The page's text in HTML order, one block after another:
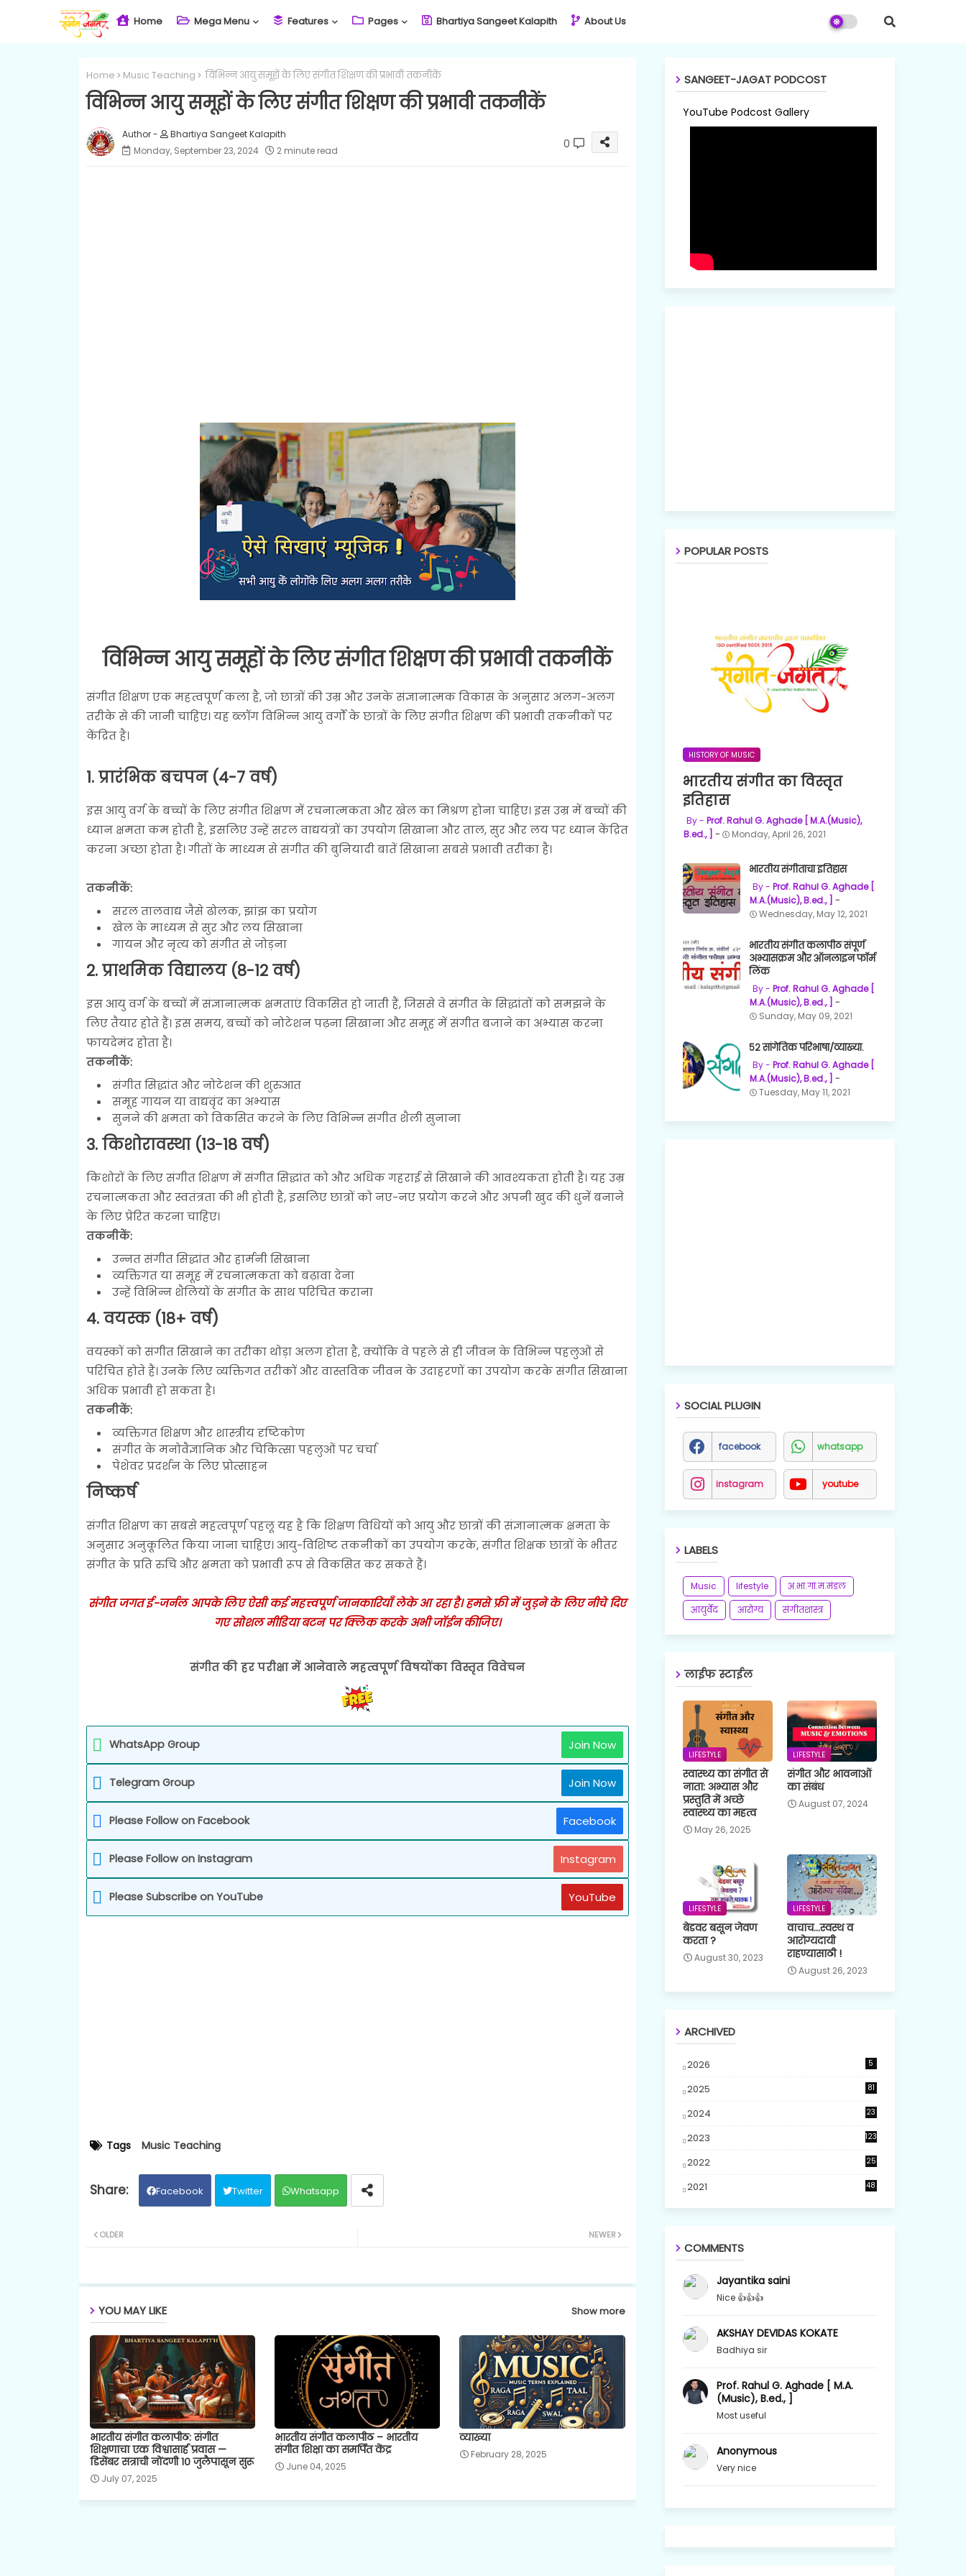
Home Mega Menu Features Pages Bhartiya Sangeet Kalapith About Us
Home Music Teaching विभिन्न आयु समूहों के लिए संगीत शिक्षण की प्रभावी तकनीकें
विभिन्न आयु समूहों के लिए संगीत शिक्षण की प्रभावी तकनीकें
Bhartiya Sangeet Kalapith
Monday, September 23, 2024
2 minute read 0
विभिन्न आयु समूहों के लिए संगीत शिक्षण की प्रभावी तकनीकें
संगीत शिक्षण एक महत्वपूर्ण कला है, जो छात्रों की उम्र और उनके संज्ञानात्मक विकास के अनुसार अलग-अलग
तरीके से की जानी चाहिए। यह ब्लॉग विभिन्न आयु वर्गों के छात्रों के लिए संगीत शिक्षण की प्रभावी तकनीकों पर
केंद्रित है।
1. प्रारंभिक बचपन (4-7 वर्ष)
इस आयु वर्ग के बच्चों के लिए संगीत शिक्षण में रचनात्मकता और खेल का मिश्रण होना चाहिए। इस उम्र में बच्चों की
ध्यान क्षमता कम होती है, इसलिए उन्हें सरल वाद्ययंत्रों का उपयोग सिखाना और ताल, सुर और लय पर ध्यान केंद्रित
करना अच्छा होता है। गीतों के माध्यम से संगीत की बुनियादी बातें सिखाना सबसे प्रभावी तरीका है।
तकनीकें:
सरल तालवाद्य जैसे ढोलक, झांझ का प्रयोग
खेल के माध्यम से सुर और लय सिखाना
गायन और नृत्य को संगीत से जोड़ना
2. प्राथमिक विद्यालय (8-12 वर्ष)
इस आयु वर्ग के बच्चों में संज्ञानात्मक क्षमताएं विकसित हो जाती हैं, जिससे वे संगीत के सिद्धांतों को समझने के
लिए तैयार होते हैं। इस समय, बच्चों को नोटेशन पढ़ना सिखाना और समूह में संगीत बजाने का अभ्यास करना
फायदेमंद होता है।
तकनीकें:
संगीत सिद्धांत और नोटेशन की शुरुआत
समूह गायन या वाद्यवृंद का अभ्यास
सुनने की क्षमता को विकसित करने के लिए विभिन्न संगीत शैली सुनाना
3. किशोरावस्था (13-18 वर्ष)
किशोरों के लिए संगीत शिक्षण में संगीत सिद्धांत को और अधिक गहराई से सिखाने की आवश्यकता होती है। यह उम्र
रचनात्मकता और स्वतंत्रता की भी होती है, इसलिए छात्रों को नए-नए प्रयोग करने और अपनी खुद की धुनें बनाने
के लिए प्रेरित करना चाहिए।
तकनीकें:
उन्नत संगीत सिद्धांत और हार्मनी सिखाना
व्यक्तिगत या समूह में रचनात्मकता को बढ़ावा देना
उन्हें विभिन्न शैलियों के संगीत के साथ परिचित कराना
4. वयस्क (18+ वर्ष)
वयस्कों को संगीत सिखाने का तरीका थोड़ा अलग होता है, क्योंकि वे पहले से ही जीवन के विभिन्न पहलुओं से
परिचित होते हैं। उनके लिए व्यक्तिगत तरीकों और वास्तविक जीवन के उदाहरणों का उपयोग करके संगीत सिखाना
अधिक प्रभावी हो सकता है।
तकनीकें:
व्यक्तिगत शिक्षण और शास्त्रीय दृष्टिकोण
संगीत के मनोवैज्ञानिक और चिकित्सा पहलुओं पर चर्चा
पेशेवर प्रदर्शन के लिए प्रोत्साहन
निष्कर्ष
संगीत शिक्षण का सबसे महत्वपूर्ण पहलू यह है कि शिक्षण विधियों को आयु और छात्रों की संज्ञानात्मक क्षमता के
अनुसार अनुकूलित किया जाना चाहिए। आयु-विशिष्ट तकनीकों का उपयोग करके, संगीत शिक्षक छात्रों के भीतर
संगीत के प्रति रुचि और क्षमता को प्रभावी रूप से विकसित कर सकते हैं।
संगीत जगत ई-जर्नल आपके लिए ऐसी कई महत्त्वपूर्ण जानकारियाँ लेके आ रहा है। हमसे फ्री में जुड़ने के लिए नीचे दिए
गए सोशल मीडिया बटन पर क्लिक करके अभी जॉईन कीजिए।
संगीत की हर परीक्षा में आनेवाले महत्वपूर्ण विषयोंका विस्तृत विवेचन
WhatsApp Group Join Now
Telegram Group Join Now
Please Follow on Facebook Facebook
Please Follow on Instagram Instagram
Please Subscribe on YouTube YouTube
Tags Music Teaching
Facebook Twitter Whatsapp
NEWER
OLDER
YOU MAY LIKE Show more
भारतीय संगीत कलापीठ: संगीत
शिक्षणाचा एक विश्वासार्ह प्रवास —
डिसेंबर सत्राची नोंदणी १० जुलैपासून सुरू
July 07, 2025
भारतीय संगीत कलापीठ – भारतीय
संगीत शिक्षा का समर्पित केंद्र
June 04, 2025
व्याख्या
February 28, 2025
SANGEET-JAGAT PODCOST
YouTube Podcost Gallery
POPULAR POSTS
HISTORY OF MUSIC
भारतीय संगीत का विस्तृत
इतिहास
Prof. Rahul G. Aghade [ M.A.(Music),
B.ed., ]
Monday, April 26, 2021
भारतीय संगीताचा इतिहास
Prof. Rahul G. Aghade [
M.A.(Music), B.ed., ]
Wednesday, May 12, 2021
भारतीय संगीत कलापीठ संपूर्ण
अभ्यासक्रम और ऑनलाइन फॉर्म
लिंक
Prof. Rahul G. Aghade [
M.A.(Music), B.ed., ]
Sunday, May 09, 2021
५२ सांगेतिक परिभाषा/व्याख्या.
Prof. Rahul G. Aghade [
M.A.(Music), B.ed., ]
Tuesday, May 11, 2021
SOCIAL PLUGIN
facebook whatsapp
instagram youtube
LABELS
Music lifestyle
अ.भा.गां.म.मंडल
आयुर्वेद
आरोग्य संगीतशास्त्र
लाईफ स्टाईल
LIFESTYLE
स्वास्थ्य का संगीत से
नाता: अभ्यास और
प्रस्तुति में अच्छे
स्वास्थ्य का महत्व
May 26, 2025
LIFESTYLE
संगीत और भावनाओं
का संबंध
August 07, 2024
LIFESTYLE
बेडवर बसून जेवण
करता ?
August 30, 2023
LIFESTYLE
वाचाच...स्वस्थ व
आरोग्यदायी
राहण्यासाठी !
August 26, 2023
ARCHIVED
2026 5
2025 81
2024
23
2023 123
2022 25
2021 48
COMMENTS
Jayantika saini
Nice 👍👍👍
AKSHAY DEVIDAS KOKATE
Badhiya sir
Prof. Rahul G. Aghade [ M.A.
(Music), B.ed., ]
Most useful
Anonymous
Very nice